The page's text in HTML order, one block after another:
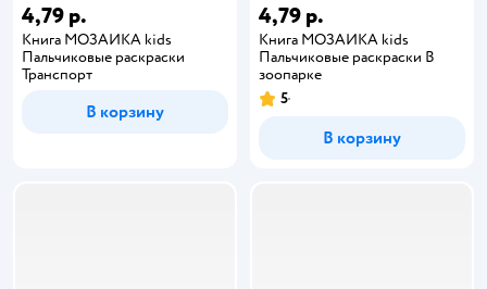
4,79 р.
Книга МОЗАИКА kids
Пальчиковые раскраски
Транспорт
В корзину
4,79 р.
Книга МОЗАИКА kids
Пальчиковые раскраски В
зоопарке
5
В корзину